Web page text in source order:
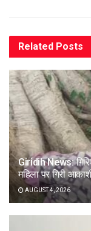
Related Posts
Giridih News:
महिला पर गिरी
AUGUST 4, 2026